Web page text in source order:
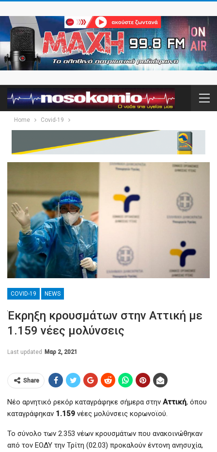
Home Covid-19
COVID-19 NEWS
Έκρηξη κρουσμάτων στην Αττική με
1.159 νέες μολύνσεις
Last updated Μαρ 2, 2021
Share
Νέο αρνητικό ρεκόρ καταγράφηκε σήμερα στην Αττική, όπου
καταγράφηκαν 1.159 νέες μολύνσεις κορωνοϊού.
Το σύνολο των 2.353 νέων κρουσμάτων που ανακοινώθηκαν
από τον ΕΟΔΥ την Τρίτη (02.03) προκαλούν έντονη ανησυχία,